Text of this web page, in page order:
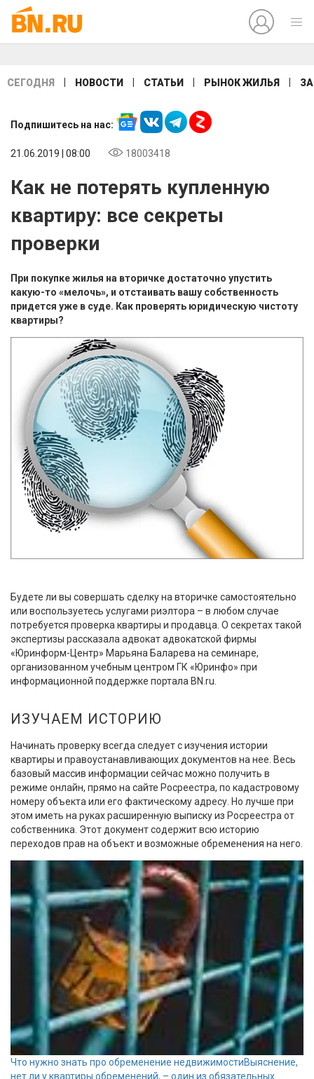
СЕГОДНЯ НОВОСТИ СТАТЬИ РЫНОК ЖИЛЬЯ
Подпишитесь на нас:
21.06.2019 | 08:00 18003418
Как не потерять купленную
квартиру: все секреты
проверки
При покупке жилья на вторичке достаточно упустить
какую-то «мелочь», и отстаивать вашу собственность
придется уже в суде. Как проверять юридическую чистоту
квартиры?
Будете ли вы совершать сделку на вторичке самостоятельно
или воспользуетесь услугами риэлтора – в любом случае
потребуется проверка квартиры и продавца. О секретах такой
экспертизы рассказала адвокат адвокатской фирмы
«Юринформ-Центр» Марьяна Баларева на семинаре,
организованном учебным центром ГК «Юринфо» при
информационной поддержке портала BN.ru.
ИЗУЧАЕМ ИСТОРИЮ
Начинать проверку всегда следует с изучения истории
квартиры и правоустанавливающих документов на нее. Весь
базовый массив информации сейчас можно получить в
режиме онлайн, прямо на сайте Росреестра, по кадастровому
номеру объекта или его фактическому адресу. Но лучше при
этом иметь на руках расширенную выписку из Росреестра от
собственника. Этот документ содержит всю историю
переходов прав на объект и возможные обременения на него.
Что нужно знать про обременение недвижимостиВыяснение,
нет ли у квартиры обременений, – один из обязательных